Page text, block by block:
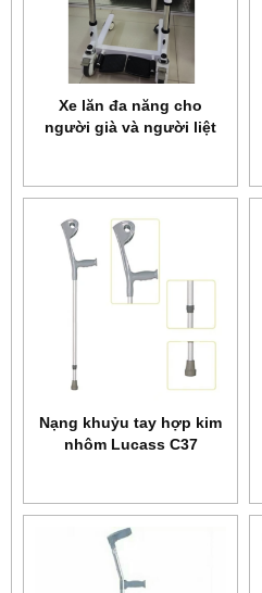
Xe lăn đa năng cho
người già và người liệt
Nạng khuỷu tay hợp kim
nhôm Lucass C37